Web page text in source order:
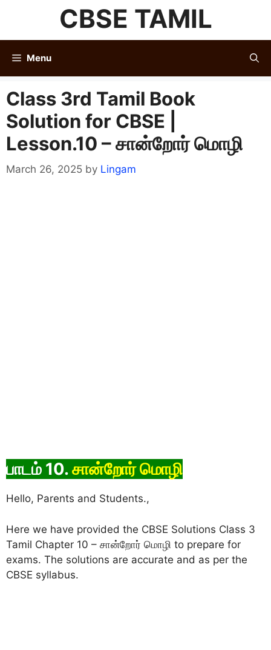
content
CBSE TAMIL
Menu
Class 3rd Tamil Book
Solution for CBSE |
Lesson.10 – சான்றோர் மொழி
March 26, 2025 by Lingam
பாடம் 10.சான்றோர் மொழி
Hello, Parents and Students.,
Here we have provided the CBSE Solutions Class 3
Tamil Chapter 10 – சான்றோர் மொழி to prepare for
exams. The solutions are accurate and as per the
CBSE syllabus.